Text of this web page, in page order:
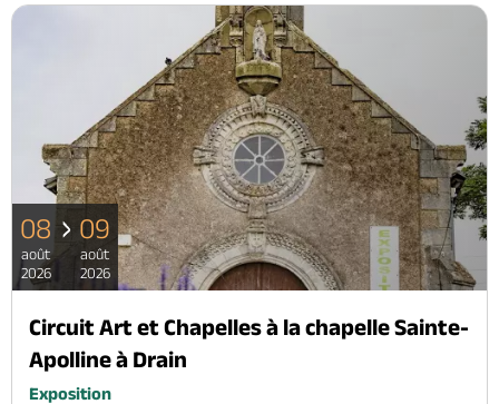
08
août
2026
09
août
2026
Circuit Art et Chapelles à la chapelle Sainte-
Apolline à Drain
Exposition